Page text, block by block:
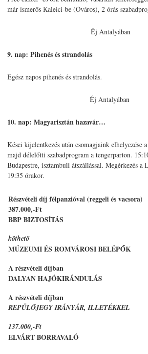
már ismerős Kaleici-be (Óváros), 2 órás
Éj Antalyában
9. nap: Pihenés és strandolás
Egész napos pihenés és strandolás.
Éj Antalyában
10. nap: Magyarisztán hazavár…
Kései kijelentkezés után csomagjaink elhelyezése a
majd délelőtti szabadprogram a tengerparton.
Budapestre, isztambuli átszállással. Megérkezés a
19:35 órakor.
Részvételi díj félpanzióval (reggeli és vacsora)
387.000,-Ft
BBP BIZTOSÍTÁS
köthető
MÚZEUMI ÉS ROMVÁROSI BELÉPŐK
A részvételi díjban
DALYAN HAJÓKIRÁNDULÁS
A részvételi díjban
REPÜLŐJEGY IRÁNYÁR, ILLETÉKKEL
137.000,-Ft
ELVÁRT BORRAVALÓ